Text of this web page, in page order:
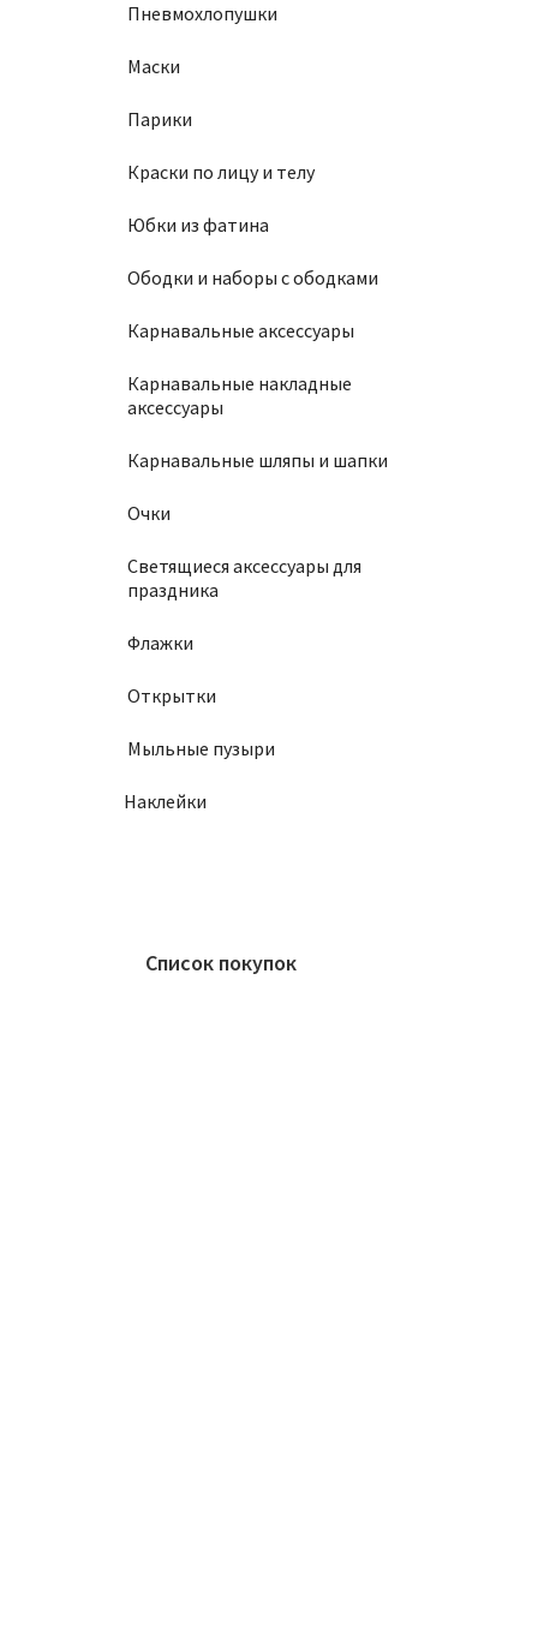
Пневмохлопушки
Маски
Парики
Краски по лицу и телу
Юбки из фатина
Ободки и наборы с ободками
Карнавальные аксессуары
Карнавальные накладные
аксессуары
Карнавальные шляпы и шапки
Очки
Светящиеся аксессуары для
праздника
Флажки
Открытки
Мыльные пузыри
Наклейки
Список покупок